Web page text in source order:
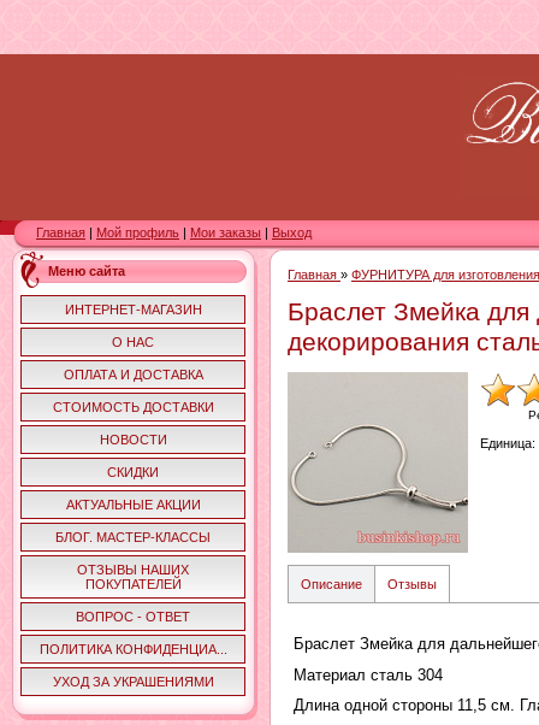
Главная Мой профиль Мои заказы Выход
Меню сайта
ИНТЕРНЕТ-МАГАЗИН
О НАС
ОПЛАТА И ДОСТАВКА
СТОИМОСТЬ ДОСТАВКИ
НОВОСТИ
СКИДКИ
АКТУАЛЬНЫЕ АКЦИИ
БЛОГ. МАСТЕР-КЛАССЫ
ОТЗЫВЫ НАШИХ
ПОКУПАТЕЛЕЙ
ВОПРОС - ОТВЕТ
ПОЛИТИКА КОНФИДЕНЦИА...
УХОД ЗА УКРАШЕНИЯМИ
Главная » ФУРНИТУРА для
Браслет Змейка
декорирования
Единица:
Описание Отзывы
Браслет Змейка для
Материал сталь 304
Длина одной стороны 11,5 см.